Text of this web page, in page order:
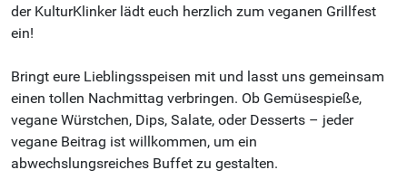
der KulturKlinker lädt euch herzlich zum veganen Grillfest
ein!
Bringt eure Lieblingsspeisen mit und lasst uns gemeinsam
einen tollen Nachmittag verbringen. Ob Gemüsespieße,
vegane Würstchen, Dips, Salate, oder Desserts – jeder
vegane Beitrag ist willkommen, um ein
abwechslungsreiches Buffet zu gestalten.